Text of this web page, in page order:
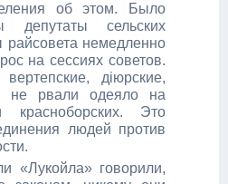
об этом. Было
депутаты сельских
райсовета немедленно
на сессиях советов.
діюрские,
не рвали одеяло на
красноборских. Это
людей против
«Лукойла» говорили,